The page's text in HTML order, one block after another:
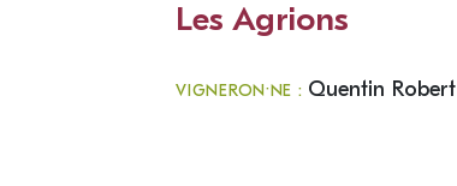
Les Agrions
VIGNERON·NE : Quentin Robert